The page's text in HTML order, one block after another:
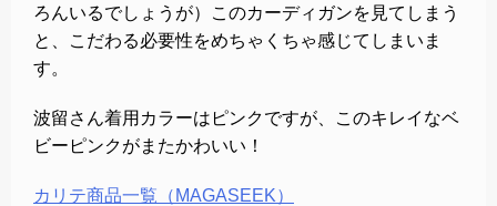
ろんいるでしょうが）このカーディガンを見てしまう
と、こだわる必要性をめちゃくちゃ感じてしまいま
す。
波留さん着用カラーはピンクですが、このキレイなベ
ビーピンクがまたかわいい！
カリテ商品一覧（MAGASEEK）